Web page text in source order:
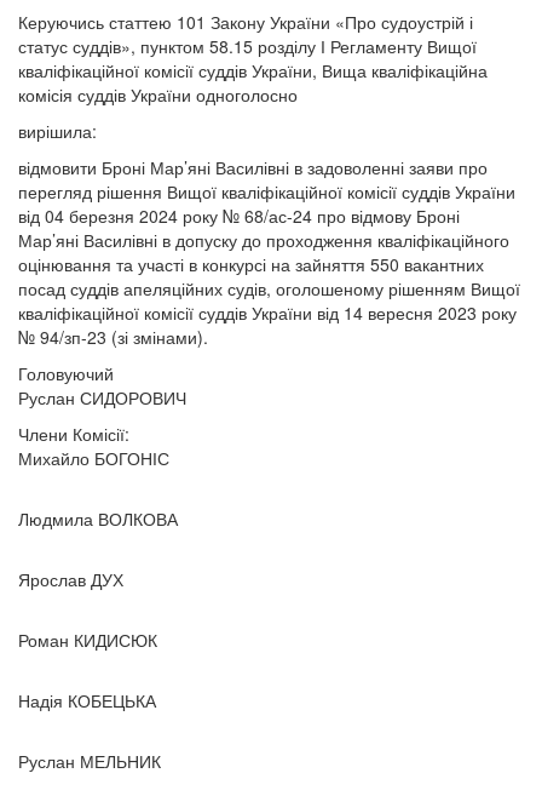
Керуючись статтею 101 Закону України «Про судоустрій і
статус суддів», пунктом 58.15 розділу І Регламенту Вищої
кваліфікаційної комісії суддів України, Вища кваліфікаційна
комісія суддів України одноголосно
вирішила:
відмовити Броні Мар’яні Василівні в задоволенні заяви про
перегляд рішення Вищої кваліфікаційної комісії суддів України
від 04 березня 2024 року № 68/ас-24 про відмову Броні
Мар’яні Василівні в допуску до проходження кваліфікаційного
оцінювання та участі в конкурсі на зайняття 550 вакантних
посад суддів апеляційних судів, оголошеному рішенням Вищої
кваліфікаційної комісії суддів України від 14 вересня 2023 року
№ 94/зп-23 (зі змінами).
Головуючий
Руслан СИДОРОВИЧ
Члени Комісії:
Михайло БОГОНІС
Людмила ВОЛКОВА
Ярослав ДУХ
Роман КИДИСЮК
Надія КОБЕЦЬКА
Руслан МЕЛЬНИК